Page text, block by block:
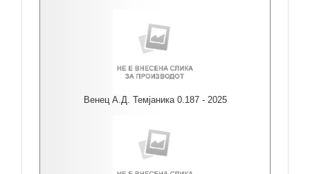
Венец А.Д. Темјаника 0.187 - 2025